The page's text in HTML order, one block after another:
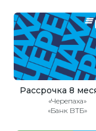
Рассрочка 8
«Черепаха»
«Банк ВТБ»